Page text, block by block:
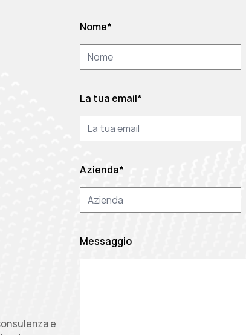
e
Nome*
La tua email*
Azienda*
Messaggio